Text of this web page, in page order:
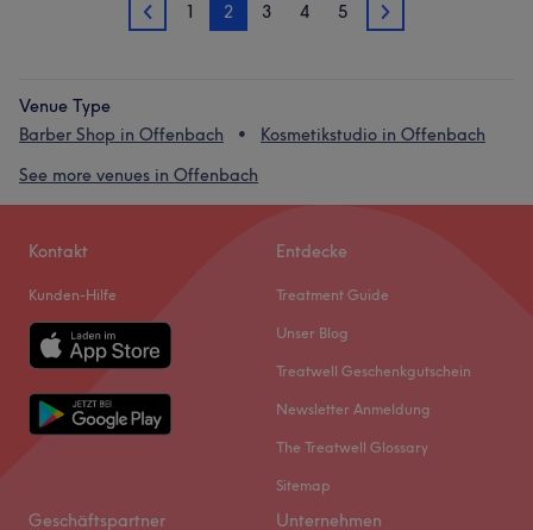
1 1 2 3 4 5 3
Venue Type
Barber Shop in Offenbach
Kosmetikstudio in Offenbach
See more venues in Offenbach
Kontakt
Kunden-Hilfe
Entdecke
Treatment Guide
Unser Blog
Treatwell Geschenkgutschein
Newsletter Anmeldung
The Treatwell Glossary
Sitemap
Geschäftspartner Unternehmen